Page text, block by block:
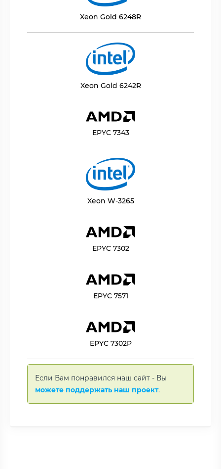
Xeon Gold 6248R
Xeon Gold 6242R
EPYC 7343
Xeon W-3265
EPYC 7302
EPYC 7571
EPYC 7302P
Если Вам понравился наш сайт - Вы
можете поддержать наш проект.